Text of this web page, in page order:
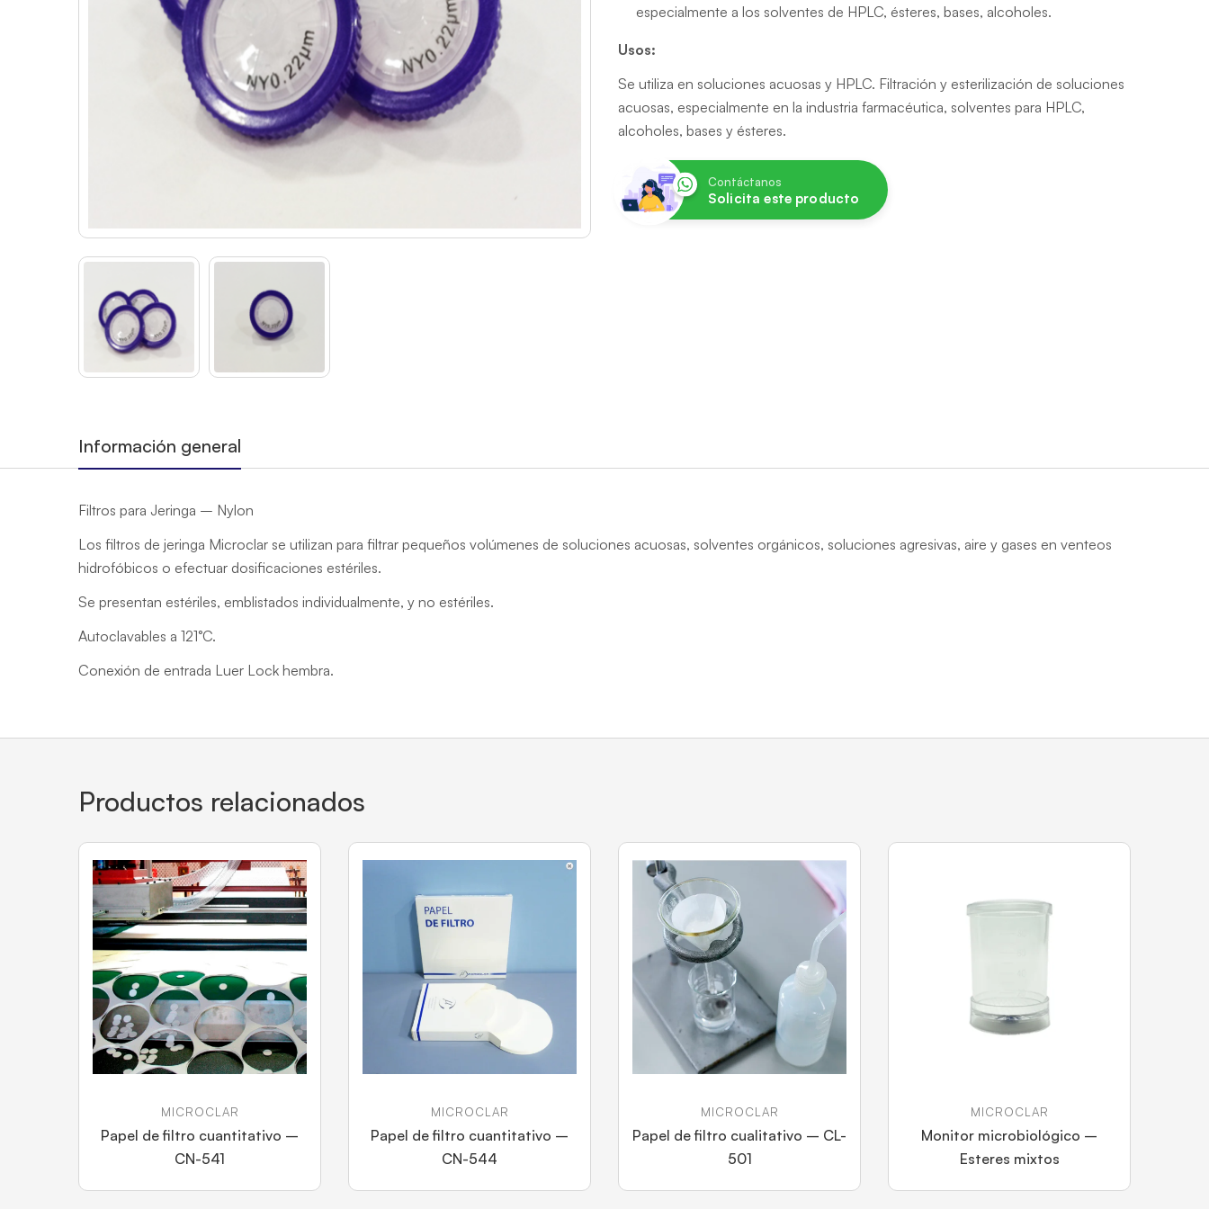
especialmente a los solventes de HPLC, ésteres, bases, alcoholes.
Usos:
Se utiliza en soluciones acuosas y HPLC. Filtración y esterilización de soluciones
acuosas, especialmente en la industria farmacéutica, solventes para HPLC,
alcoholes, bases y ésteres.
Contáctanos
Solicita este producto
Información general
Filtros para Jeringa – Nylon
Los filtros de jeringa Microclar se utilizan para filtrar pequeños volúmenes de soluciones acuosas, solventes orgánicos, soluciones agresivas, aire y gases en venteos
hidrofóbicos o efectuar dosificaciones estériles.
Se presentan estériles, emblistados individualmente, y no estériles.
Autoclavables a 121°C.
Conexión de entrada Luer Lock hembra.
Productos relacionados
MICROCLAR
Papel de filtro cuantitativo –
CN-541
MICROCLAR
Papel de filtro cuantitativo –
CN-544
MICROCLAR
Papel de filtro cualitativo – CL-
501
MICROCLAR
Monitor microbiológico –
Esteres mixtos